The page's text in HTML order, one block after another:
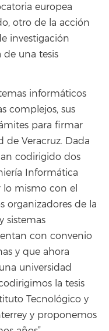
europea
otro de la acción
investigación
de una tesis
informáticos
complejos, sus
para firmar
de Veracruz. Dada
codirigido dos
Informática
lo mismo con el
organizadores de la
sistemas
con convenio
y que ahora
universidad
la tesis
Tecnológico y
y proponemos